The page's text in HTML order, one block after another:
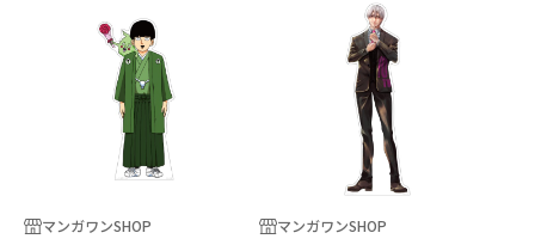
マンガワンSHOP マンガワンSHOP